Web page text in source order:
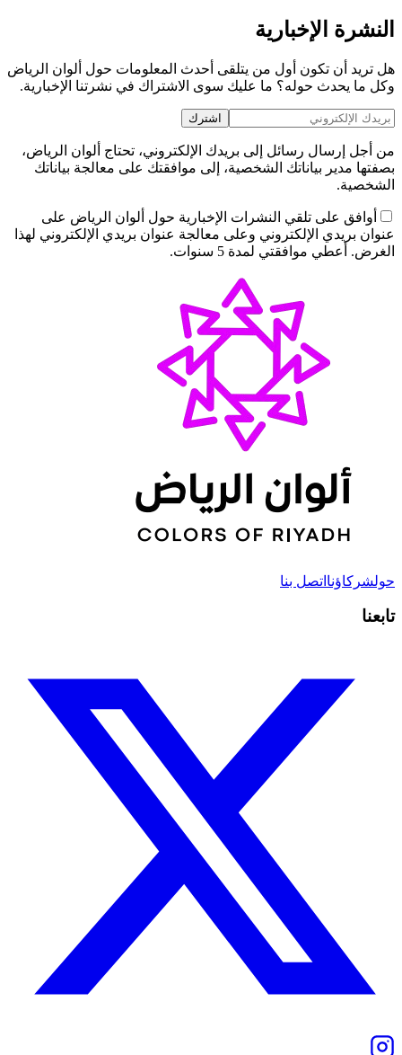
النشرة الإخبارية
هل تريد أن تكون أول من يتلقى أحدث المعلومات حول ألوان الرياض
وكل ما يحدث حوله؟ ما عليك سوى الاشتراك في نشرتنا الإخبارية.
اشترك
من أجل إرسال رسائل إلى بريدك الإلكتروني، تحتاج ألوان الرياض،
بصفتها مدير بياناتك الشخصية، إلى موافقتك على معالجة بياناتك
الشخصية.
أوافق على تلقي النشرات الإخبارية حول ألوان الرياض على
عنوان بريدي الإلكتروني وعلى معالجة عنوان بريدي الإلكتروني لهذا
الغرض. أعطي موافقتي لمدة 5 سنوات.
حولشركاؤنا اتصل بنا
تابعنا